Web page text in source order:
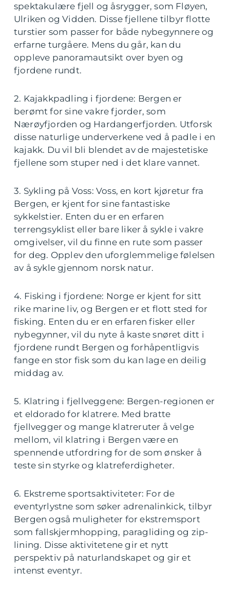
spektakulære fjell og åsrygger, som Fløyen,
Ulriken og Vidden. Disse fjellene tilbyr flotte
turstier som passer for både nybegynnere og
erfarne turgåere. Mens du går, kan du
oppleve panoramautsikt over byen og
fjordene rundt.
2. Kajakkpadling i fjordene: Bergen er
berømt for sine vakre fjorder, som
Nærøyfjorden og Hardangerfjorden. Utforsk
disse naturlige underverkene ved å padle i en
kajakk. Du vil bli blendet av de majestetiske
fjellene som stuper ned i det klare vannet.
3. Sykling på Voss: Voss, en kort kjøretur fra
Bergen, er kjent for sine fantastiske
sykkelstier. Enten du er en erfaren
terrengsyklist eller bare liker å sykle i vakre
omgivelser, vil du finne en rute som passer
for deg. Opplev den uforglemmelige følelsen
av å sykle gjennom norsk natur.
4. Fisking i fjordene: Norge er kjent for sitt
rike marine liv, og Bergen er et flott sted for
fisking. Enten du er en erfaren fisker eller
nybegynner, vil du nyte å kaste snøret ditt i
fjordene rundt Bergen og forhåpentligvis
fange en stor fisk som du kan lage en deilig
middag av.
5. Klatring i fjellveggene: Bergen-regionen er
et eldorado for klatrere. Med bratte
fjellvegger og mange klatreruter å velge
mellom, vil klatring i Bergen være en
spennende utfordring for de som ønsker å
teste sin styrke og klatreferdigheter.
6. Ekstreme sportsaktiviteter: For de
eventyrlystne som søker adrenalinkick, tilbyr
Bergen også muligheter for ekstremsport
som fallskjermhopping, paragliding og zip-
lining. Disse aktivitetene gir et nytt
perspektiv på naturlandskapet og gir et
intenst eventyr.